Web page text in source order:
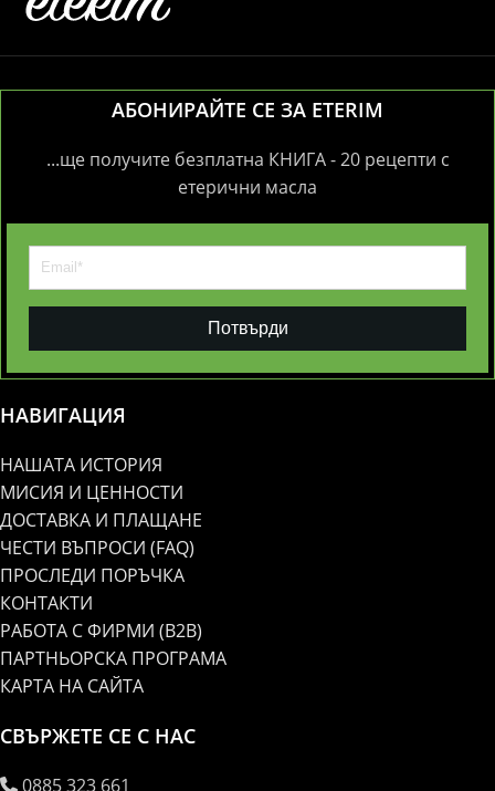
АБОНИРАЙТЕ СЕ ЗА ETERIM
...ще получите безплатна КНИГА - 20 рецепти с
етерични масла
Потвърди
НАВИГАЦИЯ
НАШАТА ИСТОРИЯ
МИСИЯ И ЦЕННОСТИ
ДОСТАВКА И ПЛАЩАНЕ
ЧЕСТИ ВЪПРОСИ (FAQ)
ПРОСЛЕДИ ПОРЪЧКА
КОНТАКТИ
РАБОТА С ФИРМИ (B2B)
ПАРТНЬОРСКА ПРОГРАМА
КАРТА НА САЙТА
СВЪРЖЕТЕ СЕ С НАС
0885 323 661